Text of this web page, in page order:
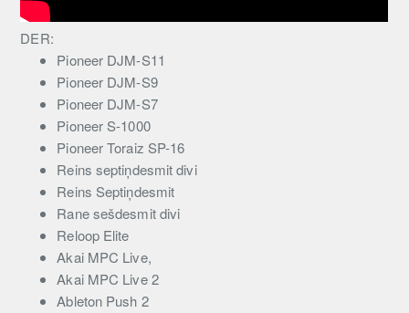
DER:
Pioneer DJM-S11
Pioneer DJM-S9
Pioneer DJM-S7
Pioneer S-1000
Pioneer Toraiz SP-16
Reins septiņdesmit divi
Reins Septiņdesmit
Rane sešdesmit divi
Reloop Elite
Akai MPC Live,
Akai MPC Live 2
Ableton Push 2